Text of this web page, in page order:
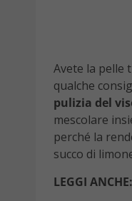
Avete la pelle
qualche
pulizia del
mescolare
perché la
succo di
LEGGI ANCHE: